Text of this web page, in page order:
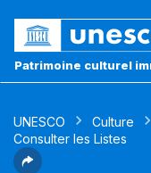
Patrimoine culturel
UNESCO Culture
Consulter les Listes